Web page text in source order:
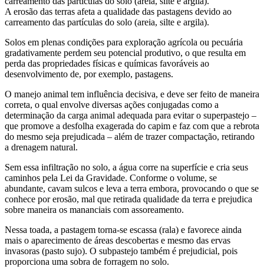
A erosão das terras afeta a qualidade das pastagens devido ao
carreamento das partículas do solo (areia, silte e argila).
Solos em plenas condições para exploração agrícola ou pecuária
gradativamente perdem seu potencial produtivo, o que resulta em
perda das propriedades físicas e químicas favoráveis ao
desenvolvimento de, por exemplo, pastagens.
O manejo animal tem influência decisiva, e deve ser feito de maneira
correta, o qual envolve diversas ações conjugadas como a
determinação da carga animal adequada para evitar o superpastejo –
que promove a desfolha exagerada do capim e faz com que a rebrota
do mesmo seja prejudicada – além de trazer compactação, retirando
a drenagem natural.
Sem essa infiltração no solo, a água corre na superfície e cria seus
caminhos pela Lei da Gravidade. Conforme o volume, se
abundante, cavam sulcos e leva a terra embora, provocando o que se
conhece por erosão, mal que retirada qualidade da terra e prejudica
sobre maneira os mananciais com assoreamento.
Nessa toada, a pastagem torna-se escassa (rala) e favorece ainda
mais o aparecimento de áreas descobertas e mesmo das ervas
invasoras (pasto sujo). O subpastejo também é prejudicial, pois
proporciona uma sobra de forragem no solo.